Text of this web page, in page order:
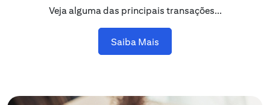
Veja alguma das principais transações...
Saiba Mais